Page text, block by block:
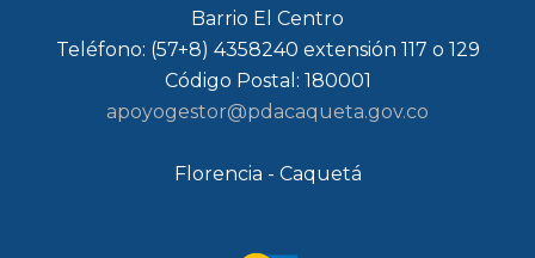
Barrio El Centro
Teléfono: (57+8) 4358240 extensión 117 o 129
Código Postal: 180001
apoyogestor@pdacaqueta.gov.co
Florencia - Caquetá